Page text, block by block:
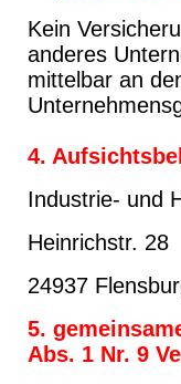
Kein
anderes
mittelbar an
4.
Industrie- und
Heinrichstr. 28
24937
5.
Abs. 1 Nr. 9